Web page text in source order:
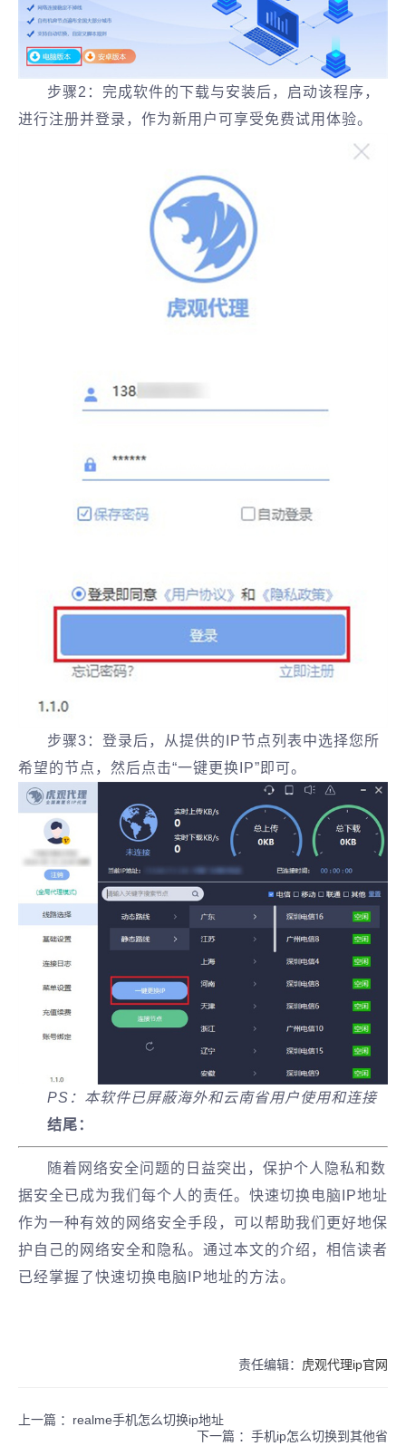
步骤2：完成软件的下载与安装后，启动该程序，
进行注册并登录，作为新用户可享受免费试用体验。
步骤3：登录后，从提供的IP节点列表中选择您所
希望的节点，然后点击“一键更换IP”即可。
PS：本软件已屏蔽海外和云南省用户使用和连接
结尾：
随着网络安全问题的日益突出，保护个人隐私和数
据安全已成为我们每个人的责任。快速切换电脑IP地址
作为一种有效的网络安全手段，可以帮助我们更好地保
护自己的网络安全和隐私。通过本文的介绍，相信读者
已经掌握了快速切换电脑IP地址的方法。
责任编辑： 虎观代理ip官网
上一篇 ： realme手机怎么切换ip地址
下一篇 ： 手机ip怎么切换到其他省